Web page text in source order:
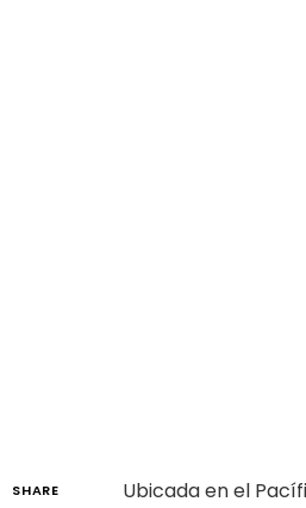
SHARE
Ubicada en el